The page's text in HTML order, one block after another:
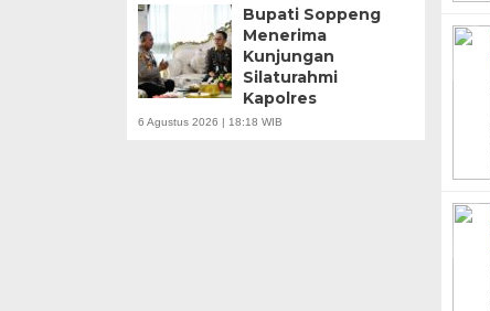
Bupati Soppeng
Menerima
Kunjungan
Silaturahmi
Kapolres
6 Agustus 2026 | 18:18 WIB